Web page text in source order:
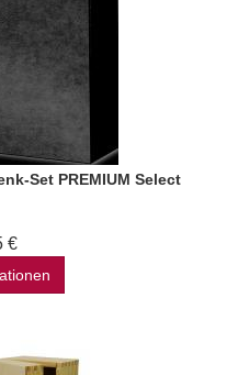
Set PREMIUM Select
€